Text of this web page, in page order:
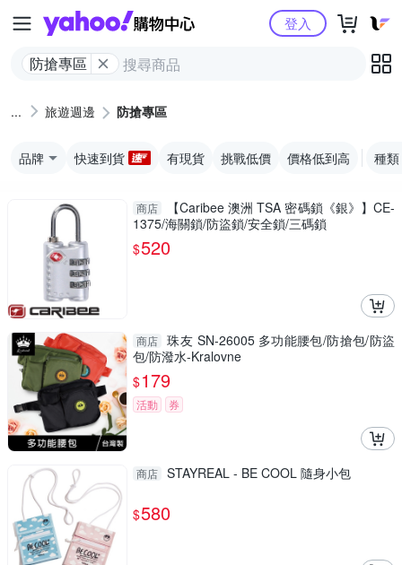
Yahoo購物中心
防搶專區
登入
旅遊週邊 防搶專區
品牌 快速到貨 有現貨 挑戰低價 價格低到高 種類
商店
【Caribee 澳洲 TSA 密碼鎖《銀》】CE-
1375/海關鎖/防盜鎖/安全鎖/三碼鎖
$520
商店 珠友 SN-26005 多功能腰包/防搶包/防盜
包/防潑水-Kralovne
$179
活動 券
商店 STAYREAL - BE COOL 隨身小包
$580